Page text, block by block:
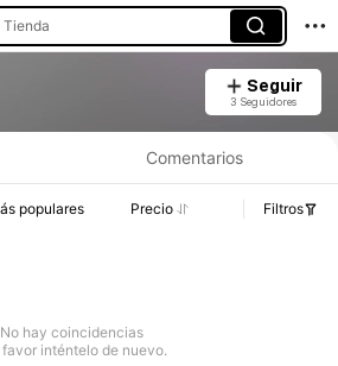
Tienda
Seguir
3 Seguidores
Comentarios
populares Precio Filtros
No hay coincidencias
favor inténtelo de nuevo.